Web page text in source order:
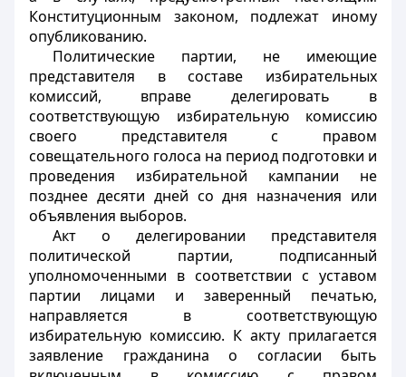
Конституционным законом, подлежат иному
опубликованию.
Политические партии, не имеющие
представителя в составе избирательных
комиссий, вправе делегировать в
соответствующую избирательную комиссию
своего представителя с правом
совещательного голоса на период подготовки и
проведения избирательной кампании не
позднее десяти дней со дня назначения или
объявления выборов.
Акт о делегировании представителя
политической партии, подписанный
уполномоченными в соответствии с уставом
партии лицами и заверенный печатью,
направляется в соответствующую
избирательную комиссию. К акту прилагается
заявление гражданина о согласии быть